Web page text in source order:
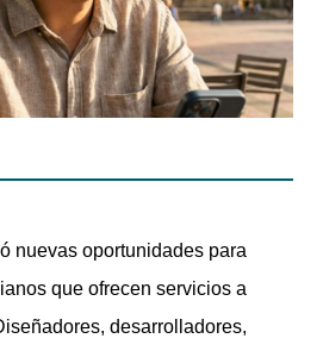
nuevas oportunidades para
que ofrecen servicios a
desarrolladores,